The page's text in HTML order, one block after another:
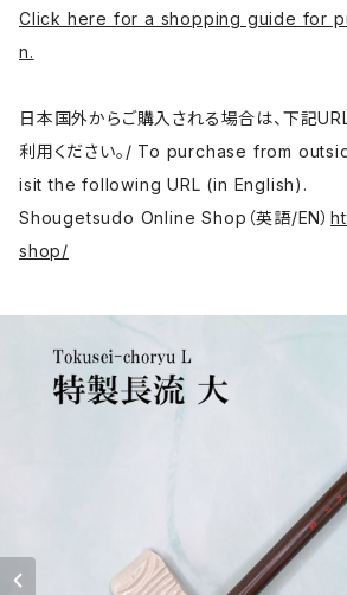
Click here for a shopping guide for
n.
日本国外からご購入される場合は、下記URL
利用ください。/ To purchase from
isit the following URL (in English).
Shougetsudo Online Shop（英語/EN）
shop/